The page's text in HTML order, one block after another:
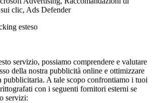
clic, Ads Defender
esteso
servizio, possiamo comprendere e valutare
della nostra pubblicità online e ottimizzare
pubblicitaria. A tale scopo confrontiamo i tuoi
con i seguenti fornitori esterni se
servizi: